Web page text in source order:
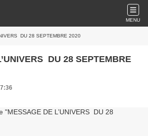
MENU
DU 28 SEPTEMBRE 2020
DU 28 SEPTEMBRE